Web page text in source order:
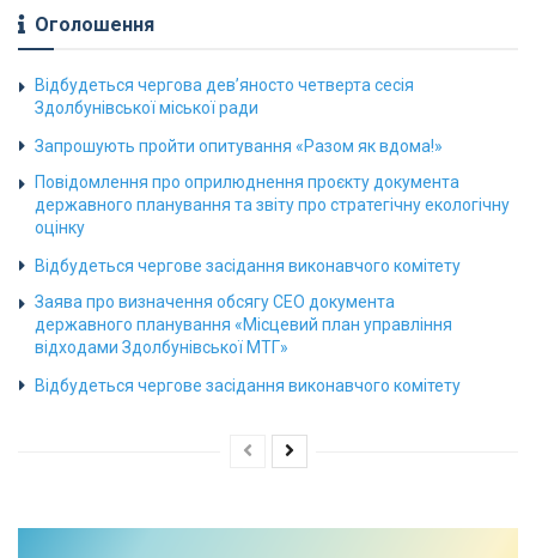
Оголошення
Відбудеться чергова дев’яносто четверта сесія
Здолбунівської міської ради
Запрошують пройти опитування «Разом як вдома!»
Повідомлення про оприлюднення проєкту документа
державного планування та звіту про стратегічну екологічну
оцінку
Відбудеться чергове засідання виконавчого комітету
Заява про визначення обсягу СЕО документа
державного планування «Місцевий план управління
відходами Здолбунівської МТГ»
Відбудеться чергове засідання виконавчого комітету